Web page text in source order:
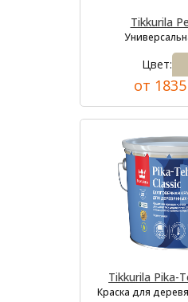
Tikkurila
Цвет:
от
Tikkurila Pika-
Краска для